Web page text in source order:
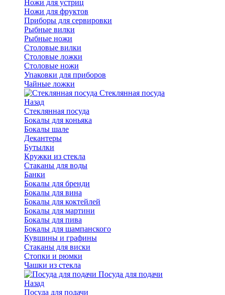
Ножи для устриц
Ножи для фруктов
Приборы для сервировки
Рыбные вилки
Рыбные ножи
Столовые вилки
Столовые ложки
Столовые ножи
Упаковки для приборов
Чайные ложки
Стеклянная посуда
Назад
Стеклянная посуда
Бокалы для коньяка
Бокалы шале
Декантеры
Бутылки
Кружки из стекла
Стаканы для воды
Банки
Бокалы для бренди
Бокалы для вина
Бокалы для коктейлей
Бокалы для мартини
Бокалы для пива
Бокалы для шампанского
Кувшины и графины
Стаканы для виски
Стопки и рюмки
Чашки из стекла
Посуда для подачи
Назад
Посуда для подачи